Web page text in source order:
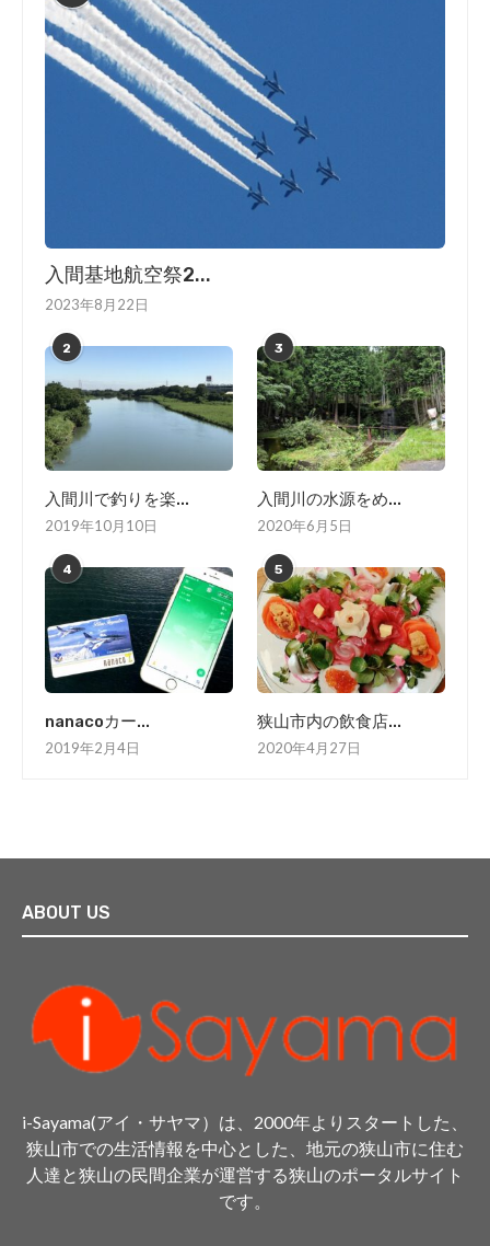
入間基地航空祭2...
2023年8月22日
2
入間川で釣りを楽...
2019年10月10日
3
入間川の水源をめ...
2020年6月5日
4
nanacoカー...
2019年2月4日
5
狭山市内の飲食店...
2020年4月27日
ABOUT US
i-Sayama(アイ・サヤマ）は、2000年よりスタートした、
狭山市での生活情報を中心とした、地元の狭山市に住む
人達と狭山の民間企業が運営する狭山のポータルサイト
です。